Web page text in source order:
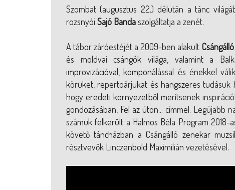
Szombat (augusztus 22.) délután a tánc
rozsnyói Sajó Bandaszolgáltatja a zenét.
A tábor záróestéjét a 2009-ben alakult Csángálló
és moldvai csángók világa, valamint a
improvizációval, komponálással és énekkel
körüket, repertoárjukat és hangszeres
hogy eredeti környezetből merítsenek
gondozásában, Fel az úton... címmel. Legújabb
számuk felkerült a Halmos Béla Program
követő táncházban a Csángálló zenekar
résztvevők Linczenbold Maximilián vezetésével.